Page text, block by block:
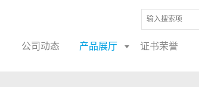
公司动态 产品展厅 证书荣誉